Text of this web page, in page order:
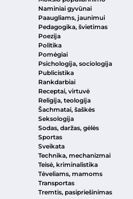
Naminiai gyvūnai
Paaugliams, jaunimui
Pedagogika, švietimas
Poezija
Politika
Pomėgiai
Psichologija, sociologija
Publicistika
Rankdarbiai
Receptai, virtuvė
Religija, teologija
Šachmatai, šaškės
Seksologija
Sodas, daržas, gėlės
Sportas
Sveikata
Technika, mechanizmai
Teisė, kriminalistika
Tėveliams, mamoms
Transportas
Tremtis, pasipriešinimas